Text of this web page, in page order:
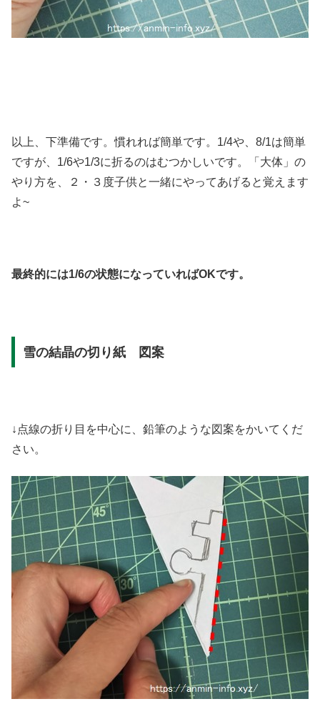
以上、下準備です。慣れれば簡単です。1/4や、8/1は簡単
ですが、1/6や1/3に折るのはむつかしいです。「大体」の
やり方を、２・３度子供と一緒にやってあげると覚えます
よ~
最終的には1/6の状態になっていればOKです。
雪の結晶の切り紙 図案
↓点線の折り目を中心に、鉛筆のような図案をかいてくだ
さい。